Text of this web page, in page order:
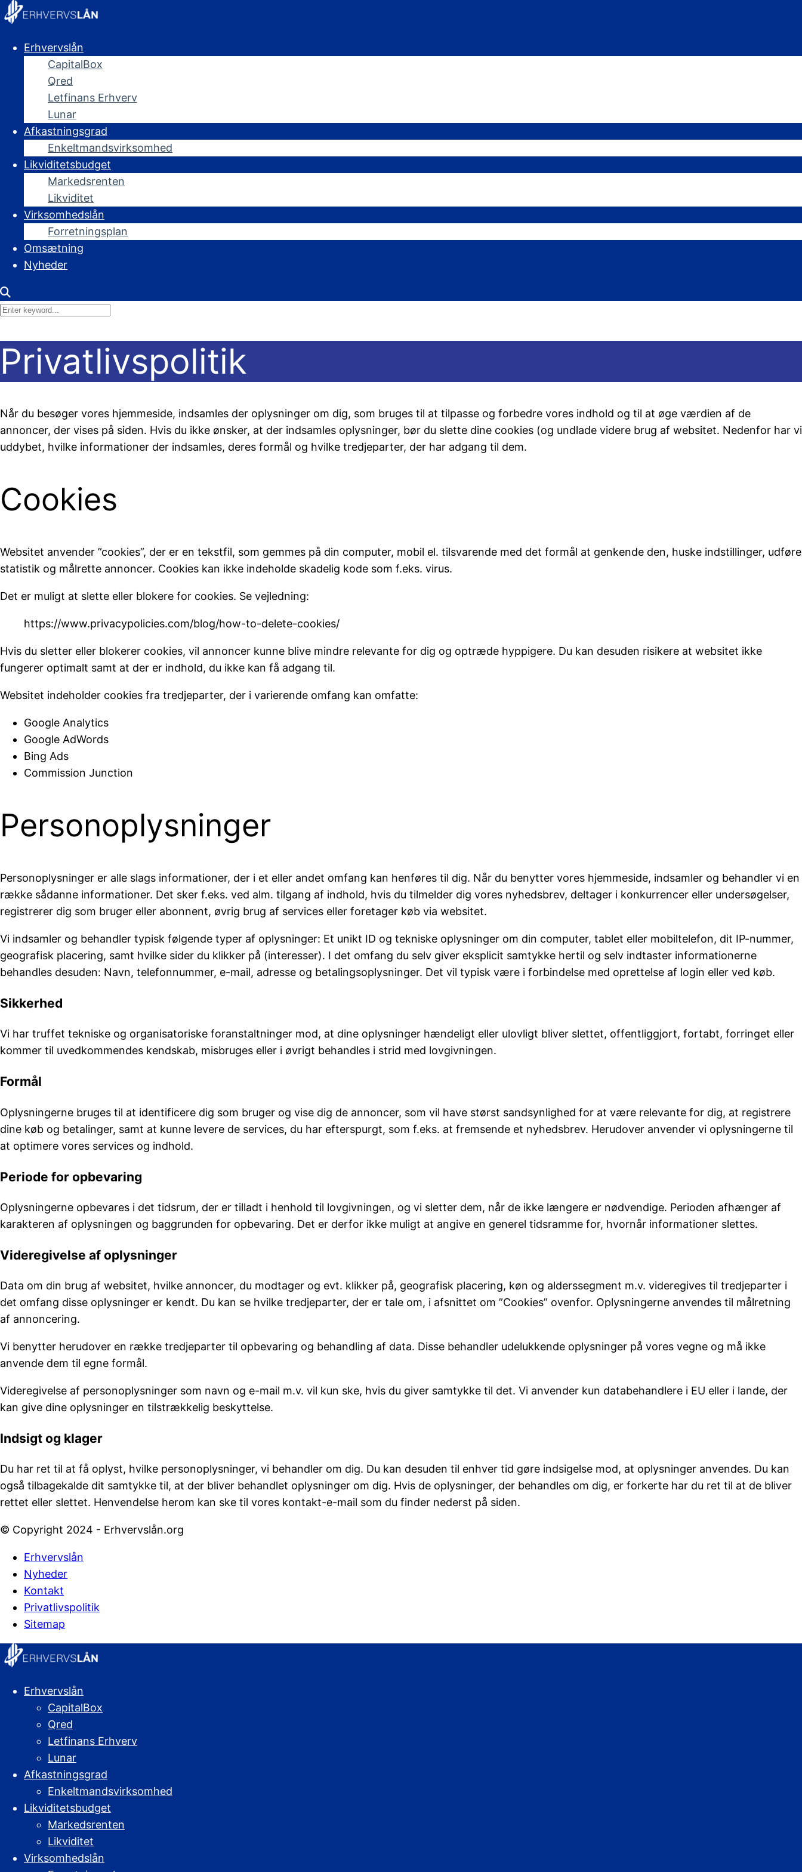
Erhvervslån
CapitalBox
Qred
Letfinans Erhverv
Lunar
Afkastningsgrad
Enkeltmandsvirksomhed
Likviditetsbudget
Markedsrenten
Likviditet
Virksomhedslån
Forretningsplan
Omsætning
Nyheder
Privatlivspolitik
Når du besøger vores hjemmeside, indsamles der oplysninger om dig, som bruges til at tilpasse og forbedre vores indhold og til at øge værdien af de
annoncer, der vises på siden. Hvis du ikke ønsker, at der indsamles oplysninger, bør du slette dine cookies (og undlade videre brug af websitet. Nedenfor har vi
uddybet, hvilke informationer der indsamles, deres formål og hvilke tredjeparter, der har adgang til dem.
Cookies
Websitet anvender ”cookies”, der er en tekstfil, som gemmes på din computer, mobil el. tilsvarende med det formål at genkende den, huske indstillinger, udføre
statistik og målrette annoncer. Cookies kan ikke indeholde skadelig kode som f.eks. virus.
Det er muligt at slette eller blokere for cookies. Se vejledning:
https://www.privacypolicies.com/blog/how-to-delete-cookies/
Hvis du sletter eller blokerer cookies, vil annoncer kunne blive mindre relevante for dig og optræde hyppigere. Du kan desuden risikere at websitet ikke
fungerer optimalt samt at der er indhold, du ikke kan få adgang til.
Websitet indeholder cookies fra tredjeparter, der i varierende omfang kan omfatte:
Google Analytics
Google AdWords
Bing Ads
Commission Junction
Personoplysninger
Personoplysninger er alle slags informationer, der i et eller andet omfang kan henføres til dig. Når du benytter vores hjemmeside, indsamler og behandler vi en
række sådanne informationer. Det sker f.eks. ved alm. tilgang af indhold, hvis du tilmelder dig vores nyhedsbrev, deltager i konkurrencer eller undersøgelser,
registrerer dig som bruger eller abonnent, øvrig brug af services eller foretager køb via websitet.
Vi indsamler og behandler typisk følgende typer af oplysninger: Et unikt ID og tekniske oplysninger om din computer, tablet eller mobiltelefon, dit IP-nummer,
geografisk placering, samt hvilke sider du klikker på (interesser). I det omfang du selv giver eksplicit samtykke hertil og selv indtaster informationerne
behandles desuden: Navn, telefonnummer, e-mail, adresse og betalingsoplysninger. Det vil typisk være i forbindelse med oprettelse af login eller ved køb.
Sikkerhed
Vi har truffet tekniske og organisatoriske foranstaltninger mod, at dine oplysninger hændeligt eller ulovligt bliver slettet, offentliggjort, fortabt, forringet eller
kommer til uvedkommendes kendskab, misbruges eller i øvrigt behandles i strid med lovgivningen.
Formål
Oplysningerne bruges til at identificere dig som bruger og vise dig de annoncer, som vil have størst sandsynlighed for at være relevante for dig, at registrere
dine køb og betalinger, samt at kunne levere de services, du har efterspurgt, som f.eks. at fremsende et nyhedsbrev. Herudover anvender vi oplysningerne til
at optimere vores services og indhold.
Periode for opbevaring
Oplysningerne opbevares i det tidsrum, der er tilladt i henhold til lovgivningen, og vi sletter dem, når de ikke længere er nødvendige. Perioden afhænger af
karakteren af oplysningen og baggrunden for opbevaring. Det er derfor ikke muligt at angive en generel tidsramme for, hvornår informationer slettes.
Videregivelse af oplysninger
Data om din brug af websitet, hvilke annoncer, du modtager og evt. klikker på, geografisk placering, køn og alderssegment m.v. videregives til tredjeparter i
det omfang disse oplysninger er kendt. Du kan se hvilke tredjeparter, der er tale om, i afsnittet om ”Cookies” ovenfor. Oplysningerne anvendes til målretning
af annoncering.
Vi benytter herudover en række tredjeparter til opbevaring og behandling af data. Disse behandler udelukkende oplysninger på vores vegne og må ikke
anvende dem til egne formål.
Videregivelse af personoplysninger som navn og e-mail m.v. vil kun ske, hvis du giver samtykke til det. Vi anvender kun databehandlere i EU eller i lande, der
kan give dine oplysninger en tilstrækkelig beskyttelse.
Indsigt og klager
Du har ret til at få oplyst, hvilke personoplysninger, vi behandler om dig. Du kan desuden til enhver tid gøre indsigelse mod, at oplysninger anvendes. Du kan
også tilbagekalde dit samtykke til, at der bliver behandlet oplysninger om dig. Hvis de oplysninger, der behandles om dig, er forkerte har du ret til at de bliver
rettet eller slettet. Henvendelse herom kan ske til vores kontakt-e-mail som du finder nederst på siden.
© Copyright 2024 - Erhvervslån.org
Erhvervslån
Nyheder
Kontakt
Privatlivspolitik
Sitemap
Erhvervslån
CapitalBox
Qred
Letfinans Erhverv
Lunar
Afkastningsgrad
Enkeltmandsvirksomhed
Likviditetsbudget
Markedsrenten
Likviditet
Virksomhedslån